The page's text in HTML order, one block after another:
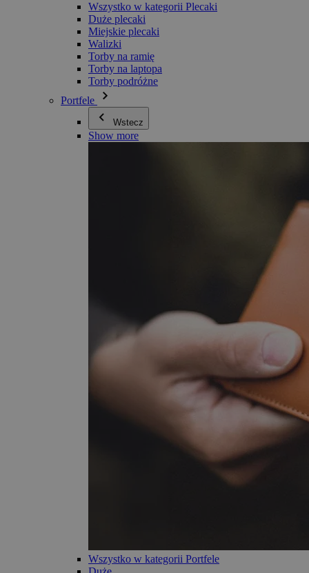
Wszystko w kategorii Plecaki
Duże plecaki
Miejskie plecaki
Walizki
Torby na ramię
Torby na laptopa
Torby podróżne
Portfele
Wstecz
Show more
Wszystko w kategorii Portfele